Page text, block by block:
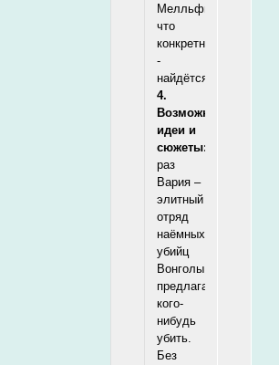
Мелльфиоре,
что
конкретно
-
найдётся
4.
Возможные
идеи и
сюжеты:
раз
Вария –
элитный
отряд
наёмных
убийц
Вонголы,
предлагаю
кого-
нибудь
убить.
Без